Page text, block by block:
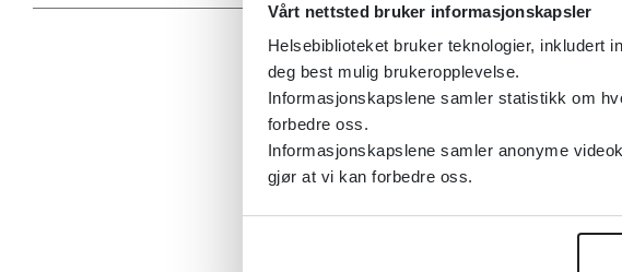
Vårt nettsted bruker informasjonskapsler
Helsebiblioteket bruker teknologier, inkludert
deg best mulig brukeropplevelse.
Informasjonskapslene samler statistikk om
forbedre oss.
Informasjonskapslene samler anonyme
gjør at vi kan forbedre oss.